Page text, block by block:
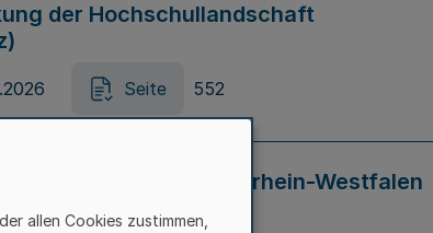
der Hochschullandschaft
Seite 552
in Nordrhein-Westfalen
– LADG NRW)
allen Cookies zustimmen,